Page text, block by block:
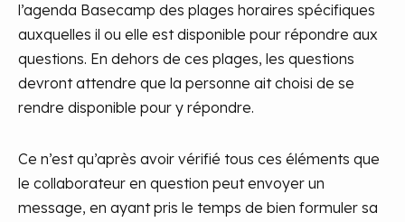
l’agenda Basecamp des plages horaires spécifiques
auxquelles il ou elle est disponible pour répondre aux
questions. En dehors de ces plages, les questions
devront attendre que la personne ait choisi de se
rendre disponible pour y répondre.
Ce n’est qu’après avoir vérifié tous ces éléments que
le collaborateur en question peut envoyer un
message, en ayant pris le temps de bien formuler sa